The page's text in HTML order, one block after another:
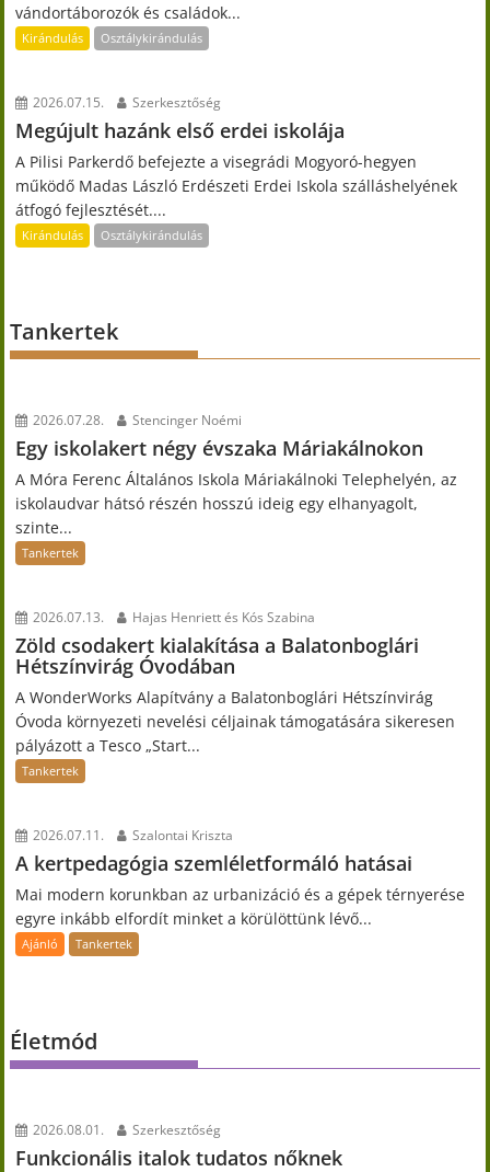
vándortáborozók és családok...
Kirándulás Osztálykirándulás
2026.07.15. Szerkesztőség
Megújult hazánk első erdei iskolája
A Pilisi Parkerdő befejezte a visegrádi Mogyoró-hegyen
működő Madas László Erdészeti Erdei Iskola szálláshelyének
átfogó fejlesztését....
Kirándulás Osztálykirándulás
Tankertek
2026.07.28. Stencinger Noémi
Egy iskolakert négy évszaka Máriakálnokon
A Móra Ferenc Általános Iskola Máriakálnoki Telephelyén, az
iskolaudvar hátsó részén hosszú ideig egy elhanyagolt,
szinte...
Tankertek
2026.07.13. Hajas Henriett és Kós Szabina
Zöld csodakert kialakítása a Balatonboglári
Hétszínvirág Óvodában
A WonderWorks Alapítvány a Balatonboglári Hétszínvirág
Óvoda környezeti nevelési céljainak támogatására sikeresen
pályázott a Tesco „Start...
Tankertek
2026.07.11. Szalontai Kriszta
A kertpedagógia szemléletformáló hatásai
Mai modern korunkban az urbanizáció és a gépek térnyerése
egyre inkább elfordít minket a körülöttünk lévő...
Ajánló Tankertek
Életmód
2026.08.01. Szerkesztőség
Funkcionális italok tudatos nőknek